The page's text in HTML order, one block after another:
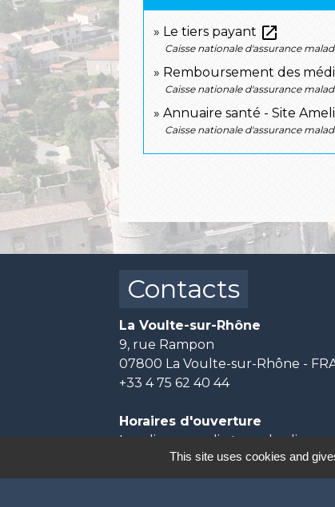
Le tiers payant open_in_new
Caisse nationale d'assurance
Remboursement des
Caisse nationale d'assurance
Annuaire santé - Site Ameli
Caisse nationale d'assurance
Contacts
La Voulte-sur-Rhône
9, rue Rampon
07800 La Voulte-sur-Rhône -
+33 4 75 62 40 44
Horaires d'ouverture
Lundi, mercredi et vendredi :
8h30- 12h & 13h15 - 17h
Mardi et jeudi :
This site uses cookies and